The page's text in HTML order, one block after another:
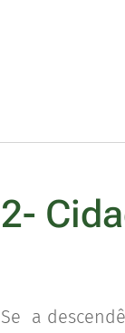
2-
Se a